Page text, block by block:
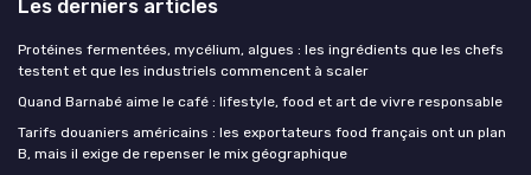
Les derniers articles
Protéines fermentées, mycélium, algues : les ingrédients que les chefs
testent et que les industriels commencent à scaler
Quand Barnabé aime le café : lifestyle, food et art de vivre responsable
Tarifs douaniers américains : les exportateurs food français ont un plan
B, mais il exige de repenser le mix géographique